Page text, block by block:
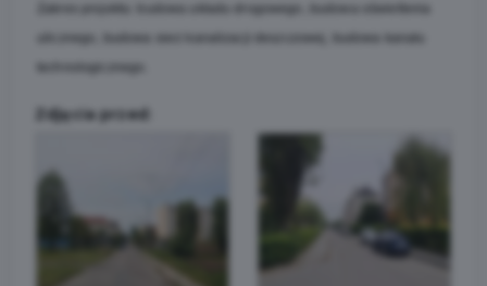
Zdjęcia przed: